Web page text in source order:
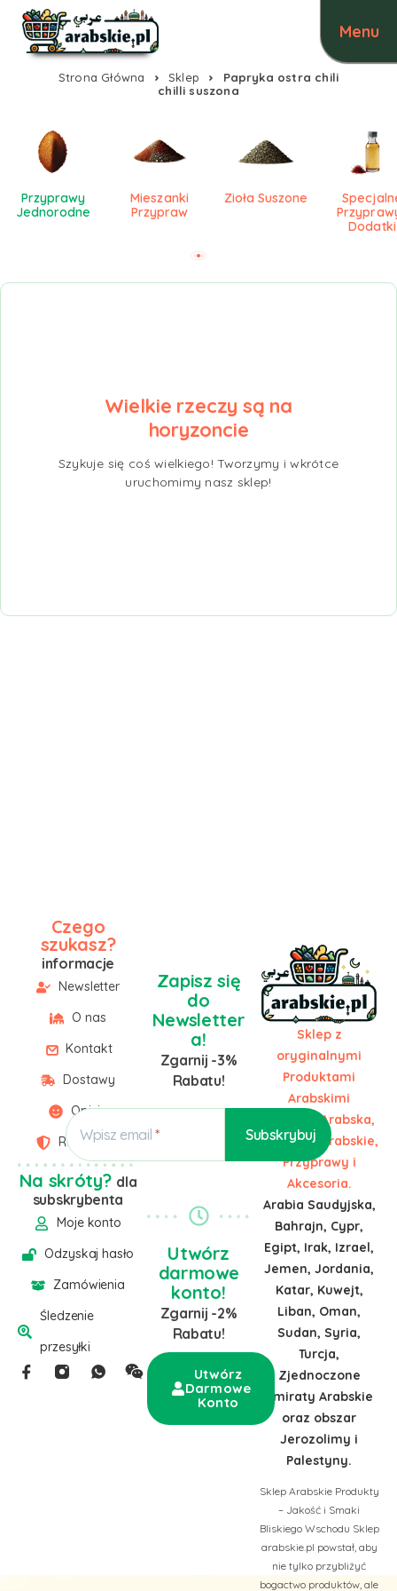
Strona Główna Sklep
Papryka ostra chili
chilli suszona
Przyprawy
Jednorodne
Mieszanki
Przypraw
Zioła Suszone
Dodatki
Wielkie rzeczy są na
horyzoncie
Szykuje się coś wielkiego! Tworzymy i wkrótce
uruchomimy nasz sklep!
Czego
szukasz?
informacje
Newsletter
O nas
Kontakt
Dostawy
Opinie
Regulamin
Na skróty? dla
subskrybenta
Moje konto
Odzyskaj hasło
Zamówienia
Śledzenie
przesyłki
Sklep z
oryginalnymi
Produktami
Arabskimi
Żywność Arabska,
Słodycze Arabskie,
Przyprawy i
Akcesoria.
Arabia Saudyjska,
Bahrajn, Cypr,
Egipt, Irak, Izrael,
Jemen, Jordania,
Katar, Kuwejt,
Liban, Oman,
Sudan, Syria,
Turcja,
Zjednoczone
Emiraty Arabskie
oraz obszar
Jerozolimy i
Palestyny.
Sklep Arabskie Produkty
– Jakość i Smaki
Bliskiego Wschodu Sklep
arabskie.pl powstał, aby
nie tylko przybliżyć
bogactwo produktów, ale
Zapisz się
do
Newsletter
a!
Zgarnij -3%
Rabatu!
Wpisz email
Utwórz
darmowe
konto!
Zgarnij -2%
Rabatu!
Utwórz
Darmowe
Konto